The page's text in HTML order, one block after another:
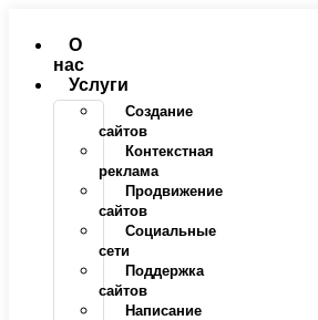
содержимому
О
нас
Услуги
Создание
сайтов
Контекстная
реклама
Продвижение
сайтов
Социальные
сети
Поддержка
сайтов
Написание